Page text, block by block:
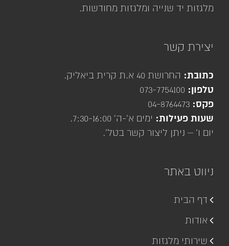
מלגזות יד שנייה ומלגזות מחודשות.
יצירת קשר
כתובת: החרושת 40 א.ת קרית ביאליק.
טלפון: 073-7754100
פקס:
שעות פעילות: ימים א'-ה' 7:30-16:00.
יום ו' – ניתן ליצור קשר בטל'.
ניווט באתר
דף הבית
אודות
שירותי מלגזות